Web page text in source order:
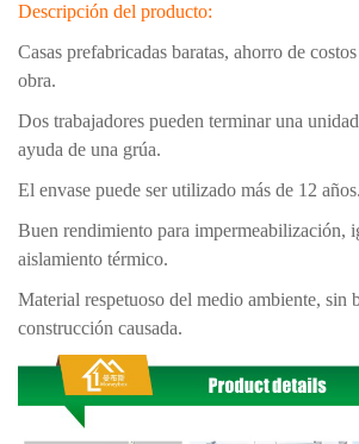
Descripción del producto:
Casas prefabricadas baratas, ahorro de
obra.
Dos trabajadores pueden terminar una
ayuda de una grúa.
El envase puede ser utilizado más de 12 años.
Buen rendimiento para impermeabilización,
aislamiento térmico.
Material respetuoso del medio ambiente, sin
construcción causada.